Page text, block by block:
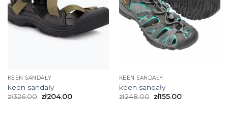
KEEN SANDAŁY
keen sandały
zł326.00 zł204.00
KEEN SANDAŁY
keen sandały
zł248.00 zł155.00